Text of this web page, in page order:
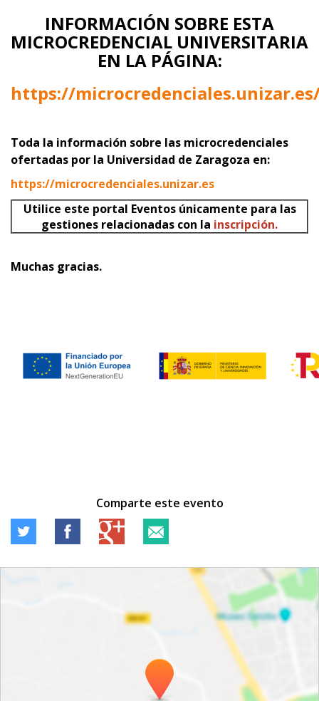
INFORMACIÓN SOBRE ESTA
MICROCREDENCIAL UNIVERSITARIA
EN LA PÁGINA:
https://
Toda la información sobre las microcredenciales
ofertadas por la Universidad de Zaragoza en:
https://microcredenciales.unizar.es
Utilice este portal Eventos únicamente para las
gestiones relacionadas con la inscripción.
Muchas gracias.
Comparte este evento